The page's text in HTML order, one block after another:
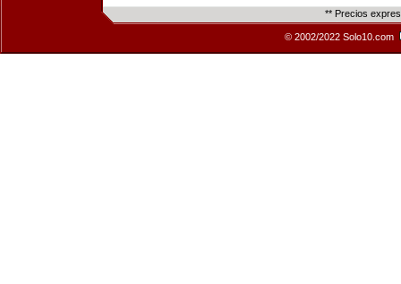
** Precios
© 2002/2022 Solo10.com